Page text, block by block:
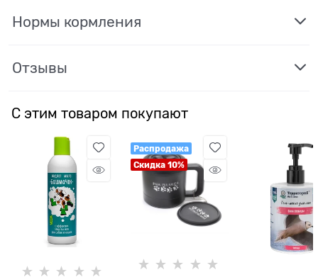
Нормы кормления
Отзывы
С этим товаром покупают
Распродажа
Скидка 10%